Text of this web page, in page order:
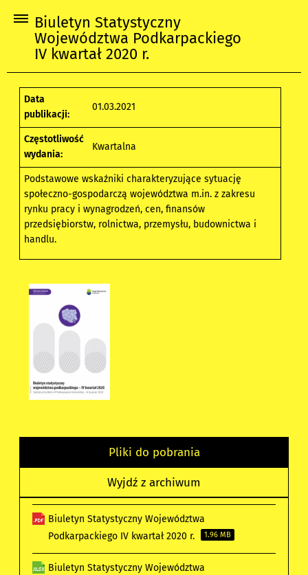
Biuletyn Statystyczny
Województwa Podkarpackiego
IV kwartał 2020 r.
Data
publikacji:
01.03.2021
Częstotliwość
wydania:
Kwartalna
Podstawowe wskaźniki charakteryzujące sytuację
społeczno-gospodarczą województwa m.in. z zakresu
rynku pracy i wynagrodzeń, cen, finansów
przedsiębiorstw, rolnictwa, przemysłu, budownictwa i
handlu.
Pliki do pobrania
Wyjdź z archiwum
Biuletyn Statystyczny Województwa
Podkarpackiego IV kwartał 2020 r.
1.96 MB
Biuletyn Statystyczny Województwa